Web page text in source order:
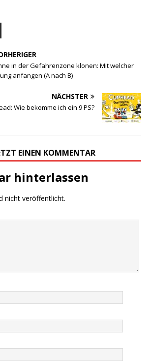
in der Gefahrenzone klonen: Mit welcher
anfangen (A nach B)
NÄCHSTER
Wie bekomme ich ein 9 PS?
EINEN KOMMENTAR
hinterlassen
nicht veröffentlicht.